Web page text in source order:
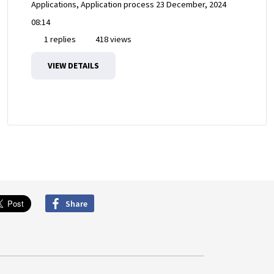
Applications, Application process 23 December, 2024
08:14
1 replies
418 views
VIEW DETAILS
Share